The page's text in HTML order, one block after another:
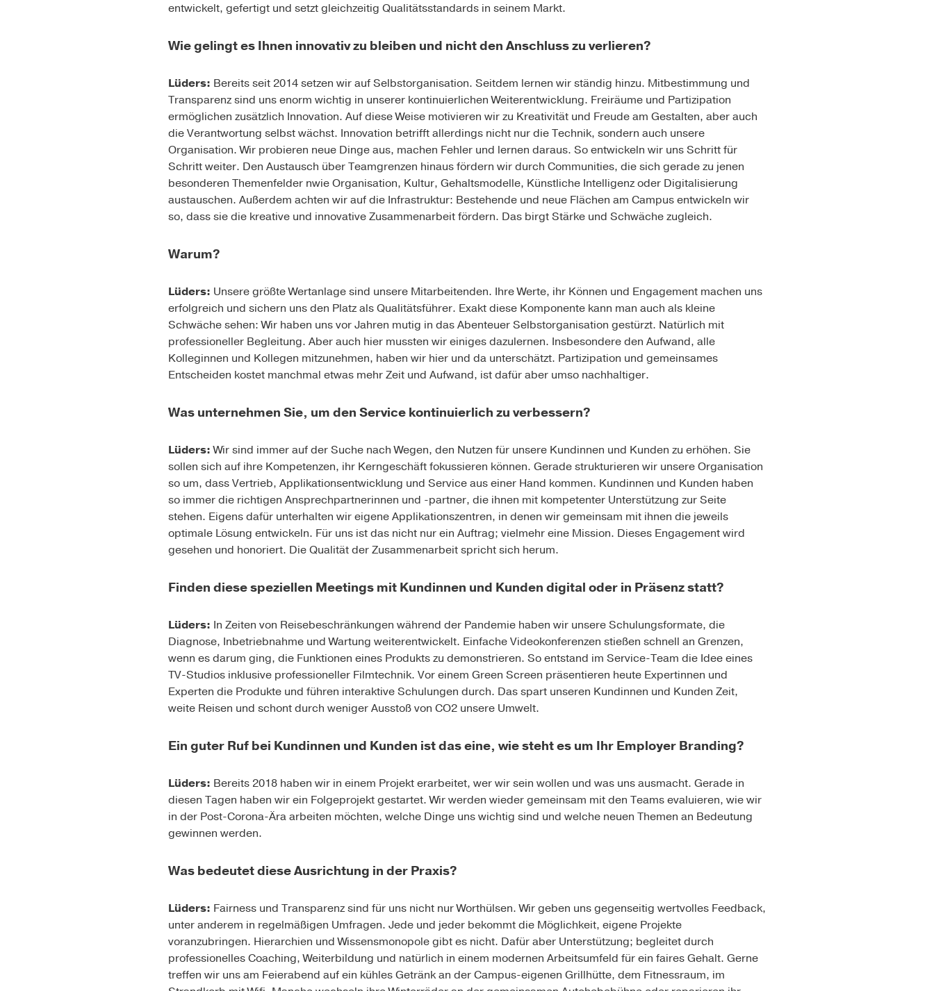
entwickelt, gefertigt und setzt gleichzeitig Qualitätsstandards in seinem Markt.
Wie gelingt es Ihnen innovativ zu bleiben und nicht den Anschluss zu verlieren?
Lüders: Bereits seit 2014 setzen wir auf Selbstorganisation. Seitdem lernen wir ständig hinzu. Mitbestimmung und
Transparenz sind uns enorm wichtig in unserer kontinuierlichen Weiterentwicklung. Freiräume und Partizipation
ermöglichen zusätzlich Innovation. Auf diese Weise motivieren wir zu Kreativität und Freude am Gestalten, aber auch
die Verantwortung selbst wächst. Innovation betrifft allerdings nicht nur die Technik, sondern auch unsere
Organisation. Wir probieren neue Dinge aus, machen Fehler und lernen daraus. So entwickeln wir uns Schritt für
Schritt weiter. Den Austausch über Teamgrenzen hinaus fördern wir durch Communities, die sich gerade zu jenen
besonderen Themenfelder nwie Organisation, Kultur, Gehaltsmodelle, Künstliche Intelligenz oder Digitalisierung
austauschen. Außerdem achten wir auf die Infrastruktur: Bestehende und neue Flächen am Campus entwickeln wir
so, dass sie die kreative und innovative Zusammenarbeit fördern. Das birgt Stärke und Schwäche zugleich.
Warum?
Lüders: Unsere größte Wertanlage sind unsere Mitarbeitenden. Ihre Werte, ihr Können und Engagement machen uns
erfolgreich und sichern uns den Platz als Qualitätsführer. Exakt diese Komponente kann man auch als kleine
Schwäche sehen: Wir haben uns vor Jahren mutig in das Abenteuer Selbstorganisation gestürzt. Natürlich mit
professioneller Begleitung. Aber auch hier mussten wir einiges dazulernen. Insbesondere den Aufwand, alle
Kolleginnen und Kollegen mitzunehmen, haben wir hier und da unterschätzt. Partizipation und gemeinsames
Entscheiden kostet manchmal etwas mehr Zeit und Aufwand, ist dafür aber umso nachhaltiger.
Was unternehmen Sie, um den Service kontinuierlich zu verbessern?
Lüders:Wir sind immer auf der Suche nach Wegen, den Nutzen für unsere Kundinnen und Kunden zu erhöhen. Sie
sollen sich auf ihre Kompetenzen, ihr Kerngeschäft fokussieren können. Gerade strukturieren wir unsere Organisation
so um, dass Vertrieb, Applikationsentwicklung und Service aus einer Hand kommen. Kundinnen und Kunden haben
so immer die richtigen Ansprechpartnerinnen und -partner, die ihnen mit kompetenter Unterstützung zur Seite
stehen. Eigens dafür unterhalten wir eigene Applikationszentren, in denen wir gemeinsam mit ihnen die jeweils
optimale Lösung entwickeln. Für uns ist das nicht nur ein Auftrag; vielmehr eine Mission. Dieses Engagement wird
gesehen und honoriert. Die Qualität der Zusammenarbeit spricht sich herum.
Finden diese speziellen Meetings mit Kundinnen und Kunden digital oder in Präsenz statt?
Lüders: In Zeiten von Reisebeschränkungen während der Pandemie haben wir unsere Schulungsformate, die
Diagnose, Inbetriebnahme und Wartung weiterentwickelt. Einfache Videokonferenzen stießen schnell an Grenzen,
wenn es darum ging, die Funktionen eines Produkts zu demonstrieren. So entstand im Service-Team die Idee eines
TV-Studios inklusive professioneller Filmtechnik. Vor einem Green Screen präsentieren heute Expertinnen und
Experten die Produkte und führen interaktive Schulungen durch. Das spart unseren Kundinnen und Kunden Zeit,
weite Reisen und schont durch weniger Ausstoß von CO2 unsere Umwelt.
Ein guter Ruf bei Kundinnen und Kunden ist das eine, wie steht es um Ihr Employer Branding?
Lüders: Bereits 2018 haben wir in einem Projekt erarbeitet, wer wir sein wollen und was uns ausmacht. Gerade in
diesen Tagen haben wir ein Folgeprojekt gestartet. Wir werden wieder gemeinsam mit den Teams evaluieren, wie wir
in der Post-Corona-Ära arbeiten möchten, welche Dinge uns wichtig sind und welche neuen Themen an Bedeutung
gewinnen werden.
Was bedeutet diese Ausrichtung in der Praxis?
Lüders: Fairness und Transparenz sind für uns nicht nur Worthülsen. Wir geben uns gegenseitig wertvolles Feedback,
unter anderem in regelmäßigen Umfragen. Jede und jeder bekommt die Möglichkeit, eigene Projekte
voranzubringen. Hierarchien und Wissensmonopole gibt es nicht. Dafür aber Unterstützung; begleitet durch
professionelles Coaching, Weiterbildung und natürlich in einem modernen Arbeitsumfeld für ein faires Gehalt. Gerne
treffen wir uns am Feierabend auf ein kühles Getränk an der Campus-eigenen Grillhütte, dem Fitnessraum, im